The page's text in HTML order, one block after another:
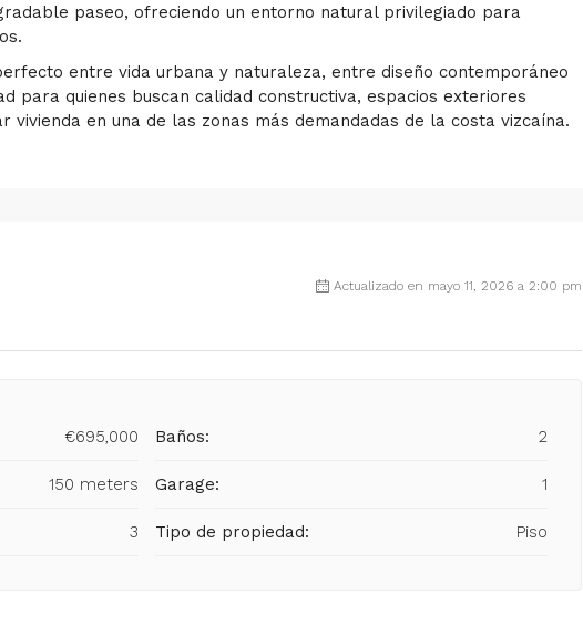
paseo, ofreciendo un entorno natural privilegiado para
entre vida urbana y naturaleza, entre diseño contemporáneo
para quienes buscan calidad constructiva, espacios exteriores
en una de las zonas más demandadas de la costa vizcaína.
Actualizado en mayo 11, 2026 a 2:00 pm
€695,000
150 meters
3
Baños: 2
Garage: 1
Tipo de propiedad: Piso